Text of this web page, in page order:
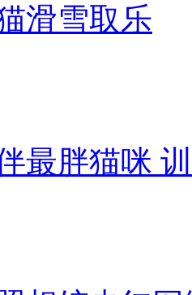
滑雪取乐
最胖猫咪